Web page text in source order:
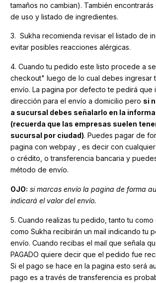
tamaños no cambian). También
de uso y listado de ingredientes.
3. Sukha recomienda revisar el listado de
evitar posibles reacciones alérgicas.
4. Cuando tu pedido este listo procede a
checkout" luego de lo cual debes ingresar
envío. La pagina por defecto te pedirá que
dirección para el envío a domicilio pero si
a sucursal debes señalarlo en la
(recuerda que las empresas suelen
sucursal por ciudad). Puedes pagar de
pagina con webpay , es decir con
o crédito, o transferencia bancaria y
método de envío.
OJO: si marcas envío la pagina de forma
indicará el valor del envío.
5. Cuando realizas tu pedido, tanto tu como
como Sukha recibirán un mail indicando tu
envío. Cuando recibas el mail que señala
PAGADO quiere decir que el pedido fue
Si el pago se hace en la pagina esto será
pago es a través de transferencia es